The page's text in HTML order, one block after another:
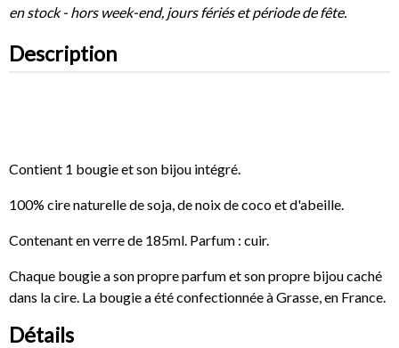
en stock - hors week-end, jours fériés et période de fête.
Description
Contient 1 bougie et son bijou intégré.
100% cire naturelle de soja, de noix de coco et d'abeille.
Contenant en verre de 185ml. Parfum : cuir.
Chaque bougie a son propre parfum et son propre bijou caché
dans la cire. La bougie a été confectionnée à Grasse, en France.
Détails